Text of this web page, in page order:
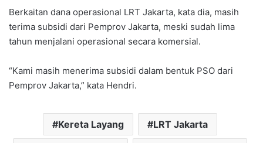
Berkaitan dana operasional LRT Jakarta, kata dia, masih
terima subsidi dari Pemprov Jakarta, meski sudah lima
tahun menjalani operasional secara komersial.
“Kami masih menerima subsidi dalam bentuk PSO dari
Pemprov Jakarta,” kata Hendri.
Kereta Layang LRT Jakarta